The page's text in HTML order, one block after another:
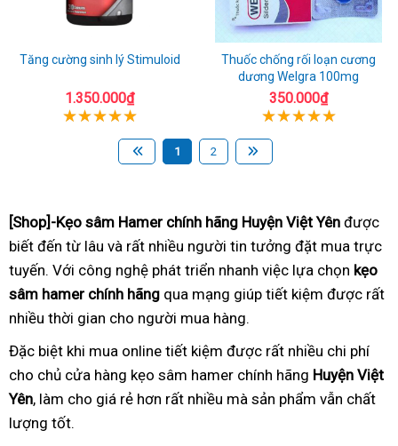
Tăng cường sinh lý Stimuloid
1.350.000₫
Thuốc chống rối loạn cương
dương Welgra 100mg
350.000₫
1 2
[Shop]-Kẹo sâm Hamer chính hãng Huyện Việt Yên được
biết đến từ lâu và rất nhiều người tin tưởng đặt mua trực
tuyến. Với công nghệ phát triển nhanh việc lựa chọn kẹo
sâm hamer chính hãng qua mạng giúp tiết kiệm được rất
nhiều thời gian cho người mua hàng.
Đặc biệt khi mua online tiết kiệm được rất nhiều chi phí
cho chủ cửa hàng kẹo sâm hamer chính hãng Huyện Việt
Yên, làm cho giá rẻ hơn rất nhiều mà sản phẩm vẫn chất
lượng tốt.